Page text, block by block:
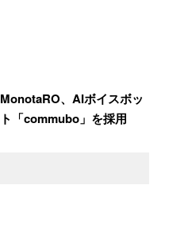
MonotaRO、AIボイスボッ
ト「commubo」を採用